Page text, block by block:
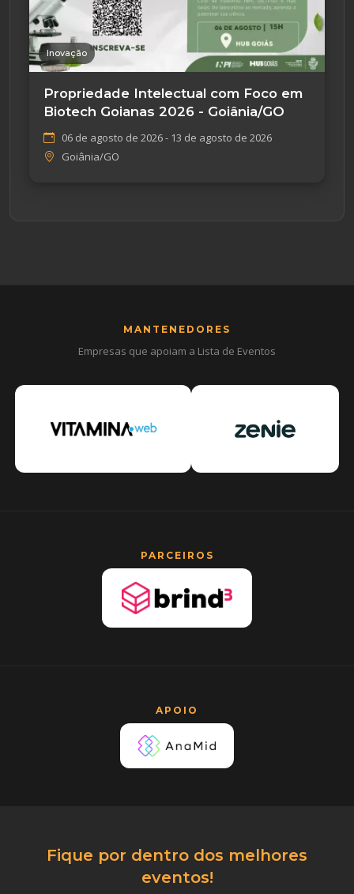
Inovação
Propriedade Intelectual com Foco em
Biotech Goianas 2026 - Goiânia/GO
06 de agosto de 2026 - 13 de agosto de 2026
Goiânia/GO
MANTENEDORES
Empresas que apoiam a Lista de Eventos
PARCEIROS
APOIO
Fique por dentro dos melhores
eventos!